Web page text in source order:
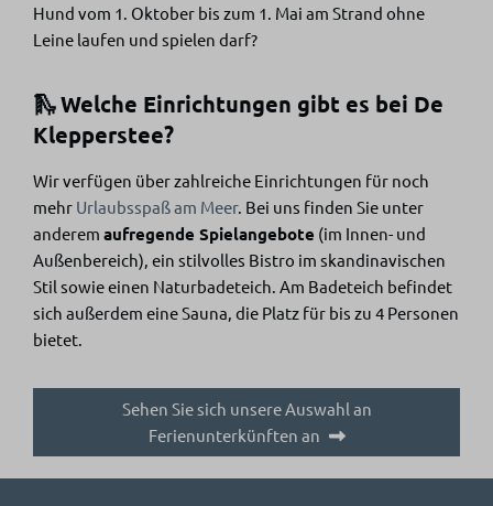
Hund vom 1. Oktober bis zum 1. Mai am Strand ohne
Leine laufen und spielen darf?
🛝 Welche Einrichtungen gibt es bei De
Klepperstee?
Wir verfügen über zahlreiche Einrichtungen für noch
mehr Urlaubsspaß am Meer. Bei uns finden Sie unter
anderemaufregende Spielangebote (im Innen- und
Außenbereich), ein stilvolles Bistro im skandinavischen
Stil sowie einen Naturbadeteich. Am Badeteich befindet
sich außerdem eine Sauna, die Platz für bis zu 4 Personen
bietet.
Sehen Sie sich unsere Auswahl an
Ferienunterkünften an